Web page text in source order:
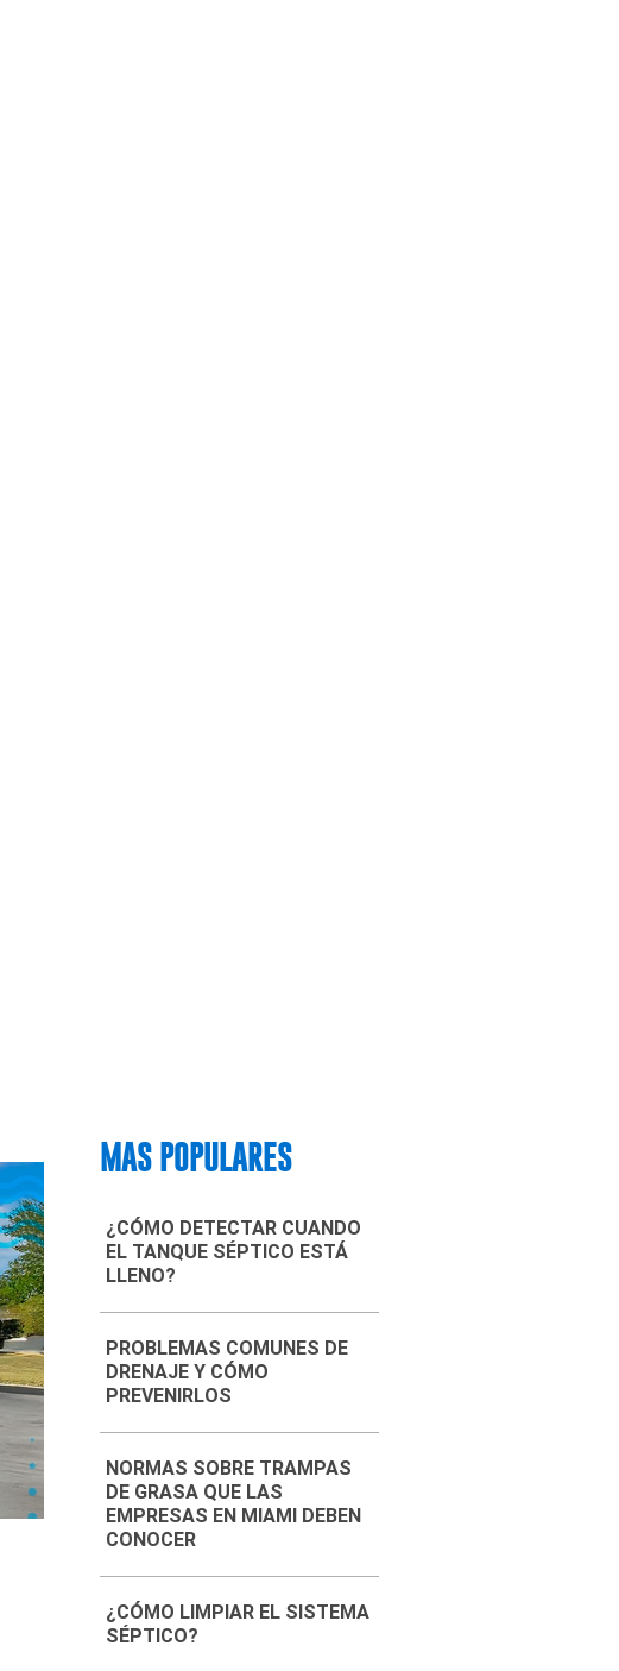
MAS POPULARES
¿CÓMO DETECTAR CUANDO
EL TANQUE SÉPTICO ESTÁ
LLENO?
PROBLEMAS COMUNES DE
DRENAJE Y CÓMO
PREVENIRLOS
NORMAS SOBRE TRAMPAS
DE GRASA QUE LAS
EMPRESAS EN MIAMI DEBEN
CONOCER
¿CÓMO LIMPIAR EL SISTEMA
SÉPTICO?